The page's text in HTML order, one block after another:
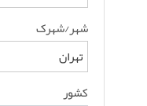
شهر/شهرک
کشور